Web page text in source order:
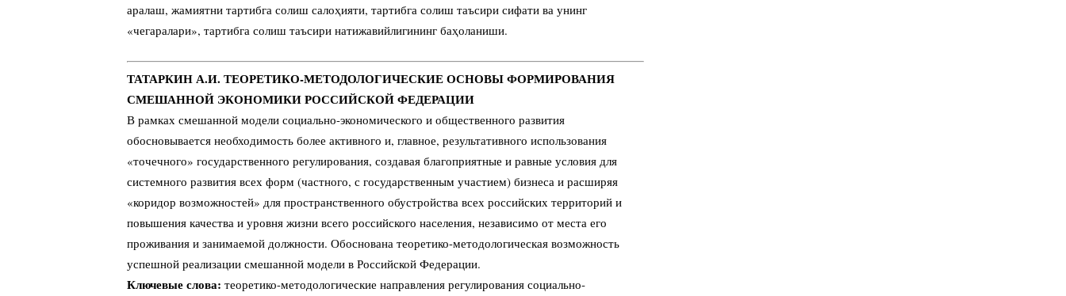
аралаш, жамиятни тартибга солиш салоҳияти, тартибга солиш таъсири сифати ва унинг
«чегаралари», тартибга солиш таъсири натижавийлигининг баҳоланиши.
ТАТАРКИН А.И. ТЕОРЕТИКО-МЕТОДОЛОГИЧЕСКИЕ ОСНОВЫ ФОРМИРОВАНИЯ
СМЕШАННОЙ ЭКОНОМИКИ РОССИЙСКОЙ ФЕДЕРАЦИИ
В рамках смешанной модели социально-экономического и общественного развития
обосновывается необходимость более активного и, главное, результативного использования
«точечного» государственного регулирования, создавая благоприятные и равные условия для
системного развития всех форм (частного, с государственным участием) бизнеса и расширяя
«коридор возможностей» для пространственного обустройства всех российских территорий и
повышения качества и уровня жизни всего российского населения, независимо от места его
проживания и занимаемой должности. Обоснована теоретико-методологическая возможность
успешной реализации смешанной модели в Российской Федерации.
Ключевые слова: теоретико-методологические направления регулирования социально-